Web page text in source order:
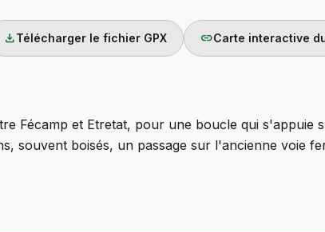
downloadTélécharger le fichier GPX linkCarte interactive
Fécamp et Etretat, pour une boucle qui s'appuie
souvent boisés, un passage sur l'ancienne voie